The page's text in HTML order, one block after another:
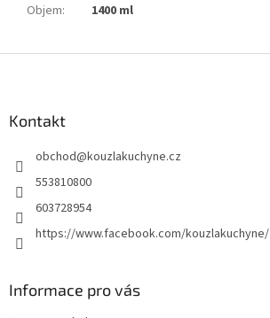
Objem: 1400 ml
Kontakt
obchod@kouzlakuchyne.cz
553810800
603728954
https://www.facebook.com/kouzlakuchyne/
Informace pro vás